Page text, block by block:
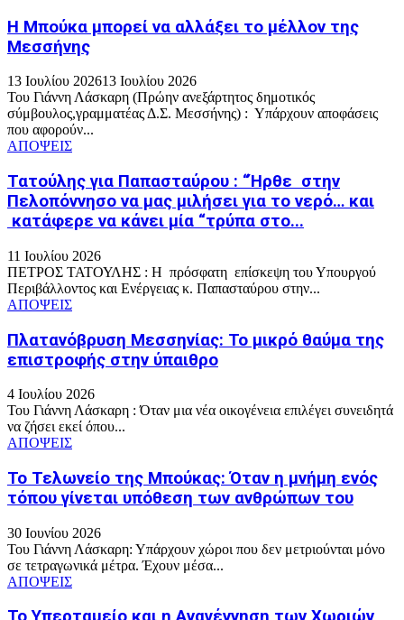
Η Μπούκα μπορεί να αλλάξει το μέλλον της
Μεσσήνης
13 Ιουλίου 202613 Ιουλίου 2026
Του Γιάννη Λάσκαρη (Πρώην ανεξάρτητος δημοτικός
σύμβουλος,γραμματέας Δ.Σ. Μεσσήνης) : Υπάρχουν αποφάσεις
που αφορούν...
ΑΠΟΨΕΙΣ
Τατούλης για Παπασταύρου : “Ήρθε στην
Πελοπόννησο να μας μιλήσει για το νερό… και
κατάφερε να κάνει μία “τρύπα στο...
11 Ιουλίου 2026
ΠΕΤΡΟΣ ΤΑΤΟΥΛΗΣ : Η πρόσφατη επίσκεψη του Υπουργού
Περιβάλλοντος και Ενέργειας κ. Παπασταύρου στην...
ΑΠΟΨΕΙΣ
Πλατανόβρυση Μεσσηνίας: Το μικρό θαύμα της
επιστροφής στην ύπαιθρο
4 Ιουλίου 2026
Του Γιάννη Λάσκαρη : Όταν μια νέα οικογένεια επιλέγει συνειδητά
να ζήσει εκεί όπου...
ΑΠΟΨΕΙΣ
Το Τελωνείο της Μπούκας: Όταν η μνήμη ενός
τόπου γίνεται υπόθεση των ανθρώπων του
30 Ιουνίου 2026
Του Γιάννη Λάσκαρη: Υπάρχουν χώροι που δεν μετριούνται μόνο
σε τετραγωνικά μέτρα. Έχουν μέσα...
ΑΠΟΨΕΙΣ